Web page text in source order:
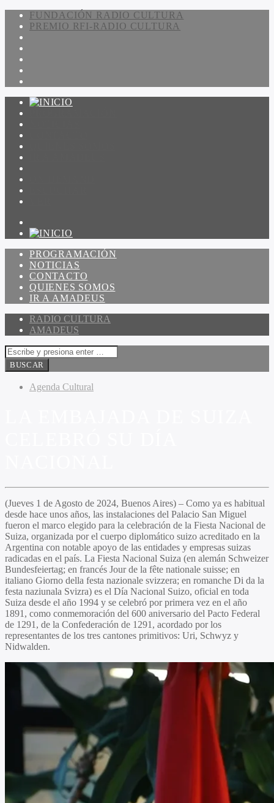
FUNDACIÓN RADIO CULTURA
PREMIO RFI-RADIO CULTURA
PROGRAMACIÓN
NOTICIAS
CONTACTO
QUIENES SOMOS
IR A AMADEUS
RADIO CULTURA
AMADEUS
Agenda Cultural
(Jueves 1 de Agosto de 2024, Buenos Aires) – Como ya es habitual
desde hace unos años, las instalaciones del Palacio San Miguel
fueron el marco elegido para la celebración de la Fiesta Nacional de
Suiza, organizada por el cuerpo diplomático suizo acreditado en la
Argentina con notable apoyo de las entidades y empresas suizas
radicadas en el país. La Fiesta Nacional Suiza (en alemán Schweizer
Bundesfeiertag; en francés Jour de la fête nationale suisse; en
italiano Giorno della festa nazionale svizzera; en romanche Di da la
festa naziunala Svizra) es el Día Nacional Suizo, oficial en toda
Suiza desde el año 1994 y se celebró por primera vez en el año
1891, como conmemoración del 600 aniversario del Pacto Federal
de 1291, de la Confederación de 1291, acordado por los
representantes de los tres cantones primitivos: Uri, Schwyz y
Nidwalden.